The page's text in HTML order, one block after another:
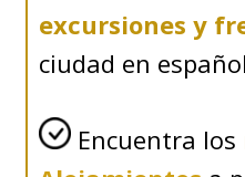
excursiones y
ciudad en español
Encuentra los